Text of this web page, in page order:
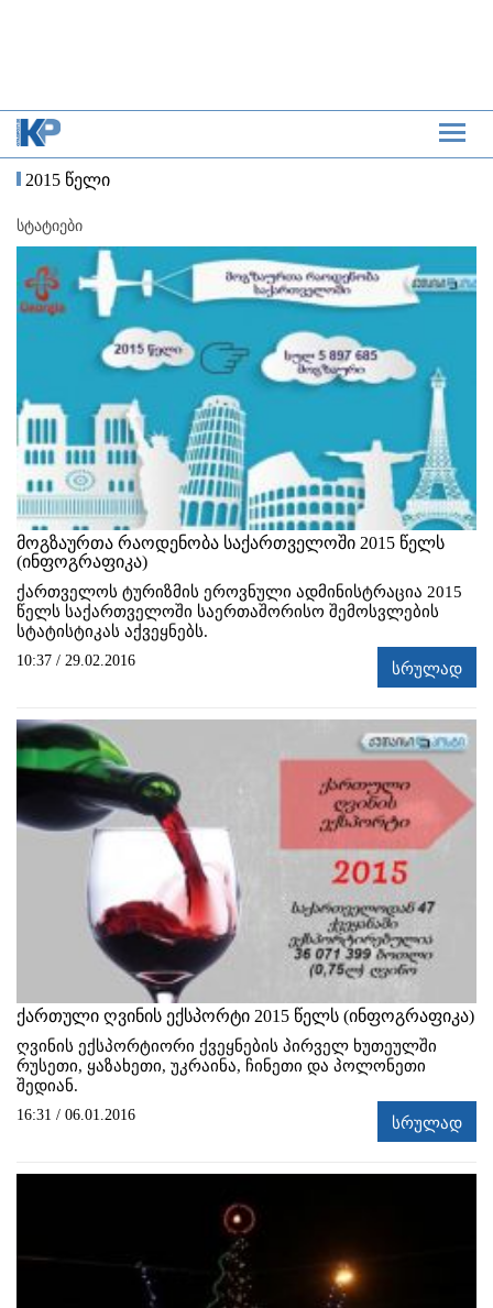
2015 წელი
სტატიები
მოგზაურთა რაოდენობა საქართველოში 2015 წელს
(ინფოგრაფიკა)
ქართველოს ტურიზმის ეროვნული ადმინისტრაცია 2015
წელს საქართველოში საერთაშორისო შემოსვლების
სტატისტიკას აქვეყნებს.
10:37 / 29.02.2016 სრულად
ქართული ღვინის ექსპორტი 2015 წელს (ინფოგრაფიკა)
ღვინის ექსპორტიორი ქვეყნების პირველ ხუთეულში
რუსეთი, ყაზახეთი, უკრაინა, ჩინეთი და პოლონეთი
შედიან.
16:31 / 06.01.2016 სრულად